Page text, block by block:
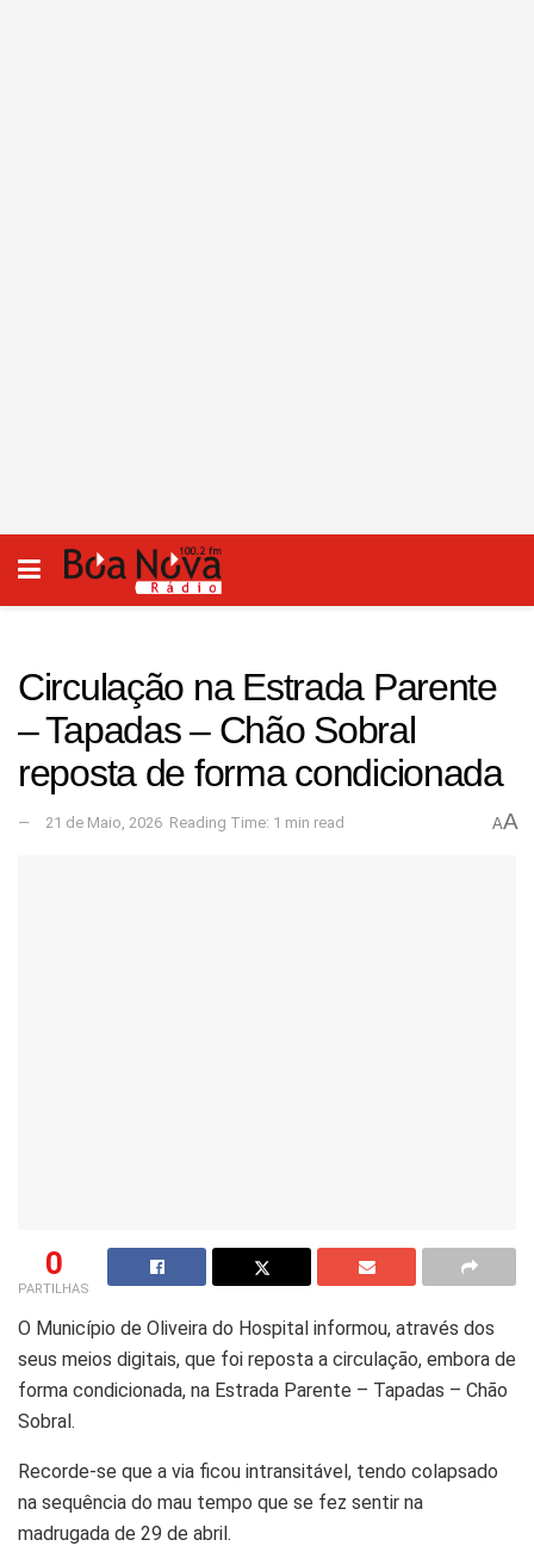
Circulação na Estrada Parente
– Tapadas – Chão Sobral
reposta de forma condicionada
21 de Maio, 2026 Reading Time: 1 min read AA
0
PARTILHAS
O Município de Oliveira do Hospital informou, através dos
seus meios digitais, que foi reposta a circulação, embora de
forma condicionada, na Estrada Parente – Tapadas – Chão
Sobral.
Recorde-se que a via ficou intransitável, tendo colapsado
na sequência do mau tempo que se fez sentir na
madrugada de 29 de abril.